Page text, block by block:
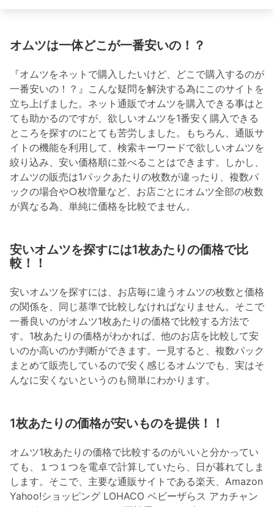
オムツは一体どこが一番安いの！？
『オムツをネットで購入したいけど、どこで購入するのが
一番安いの！？』こんな疑問を解決する為にこのサイトを
立ち上げました。ネット通販でオムツを購入できる事はと
ても助かるのですが、欲しいオムツを1番安く購入できる
ところを探すのにとても苦労しました。もちろん、通販サ
イトの機能を利用して、検索キーワードで欲しいオムツを
絞り込み、安い価格順に並べることはできます。しかし、
オムツの販売は1パックあたりの枚数が違ったり、複数パ
ックの場合や○枚増量など、お店ごとにオムツ全部の枚数
が異なる為、単純に価格を比較でません。
安いオムツを探すには1枚あたりの価格で比
較！！
安いオムツを探すには、お店毎に違うオムツの枚数と価格
の関係を、同じ基準で比較しなければなりません。そこで
一番良いのがオムツ1枚あたりの価格で比較する方法で
す。1枚あたりの価格がわかれば、他のお店を比較して安
いのか高いのか判断ができます。一見すると、複数パック
まとめて販売しているので安く感じるオムツでも、実はそ
んなに安くないというのも簡単にわかります。
1枚あたりの価格が安いものを提供！！
オムツ1枚あたりの価格で比較するのがいいと分かってい
ても、１つ１つを電卓で計算していたら、日が暮れてしま
します。そこで、主要な通販サイトである楽天、Amazon
Yahoo!ショッピング LOHACO ベビーザらス アカチャン